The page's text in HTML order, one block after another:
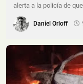
alerta a la policía de
Daniel Orloff